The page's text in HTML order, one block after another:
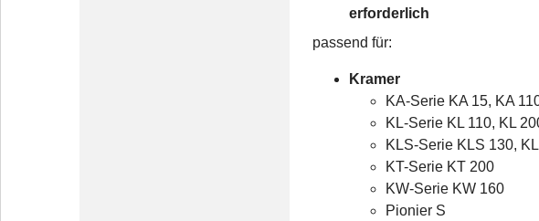
erforderlich
passend für:
Kramer
KA-Serie KA 15, KA
KL-Serie KL 110, KL
KLS-Serie KLS 130,
KT-Serie KT 200
KW-Serie KW 160
Pionier S